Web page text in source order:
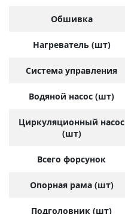
Обшивка
Нагреватель (шт)
Система управления
Водяной насос (шт)
Циркуляционный насос
(шт)
Всего форсунок
Опорная рама (шт)
Подголовник (шт)